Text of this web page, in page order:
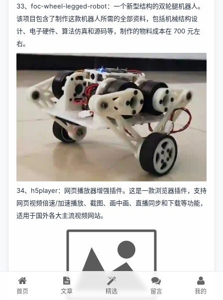
首页 文章 精选 留言 我的
戏经典玩法的基础上，增加了对现代操作系统（Windows、Linux
和 macOS）、中文语言以及高分辨率的支持。需要注意的是安装
游戏后，无法立即运行，因为游戏的数据需要单独下载。
：一个新型结构的双轮腿机器人。
该项目包含了制作这款机器人所需的全部资料，包括机械结构设
计、电子硬件、算法仿真和源码等，制作的物料成本在 700 元左
右。